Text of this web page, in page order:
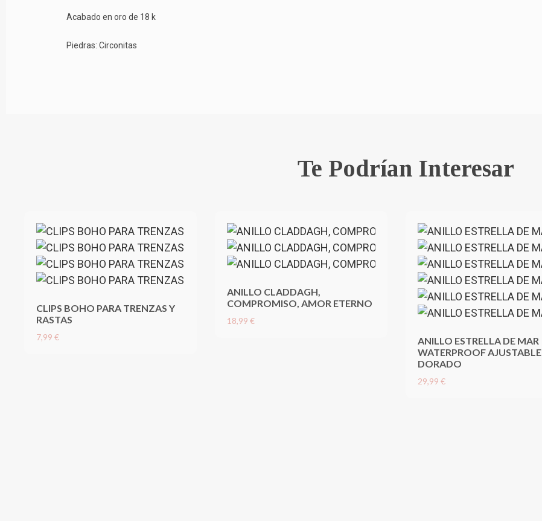
Acabado en oro de 18 k
Piedras: Circonitas
Te Podrían Interesar
CLIPS BOHO PARA TRENZAS Y
RASTAS
7,99 €
ANILLO CLADDAGH,
COMPROMISO, AMOR ETERNO
18,99 €
ANILLO ESTRELLA DE MAR
WATERPROOF AJUSTABLE
DORADO
29,99 €